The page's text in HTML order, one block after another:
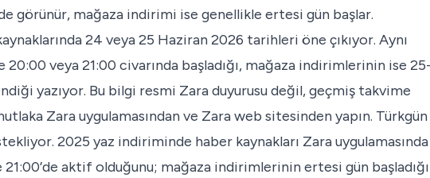
görünür, mağaza indirimi ise genellikle ertesi gün başlar.
24 veya 25 Haziran 2026 tarihleri öne çıkıyor. Aynı
veya 21:00 civarında başladığı, mağaza indirimlerinin ise
yazıyor. Bu bilgi resmi Zara duyurusu değil, geçmiş takvime
Zara uygulamasından ve Zara web sitesinden yapın. Türkgün
2025 yaz indiriminde haber kaynakları Zara uygulamasında
aktif olduğunu; mağaza indirimlerinin ertesi gün